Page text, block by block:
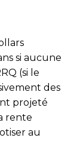
si aucune
(si le
des
projeté
rente
au